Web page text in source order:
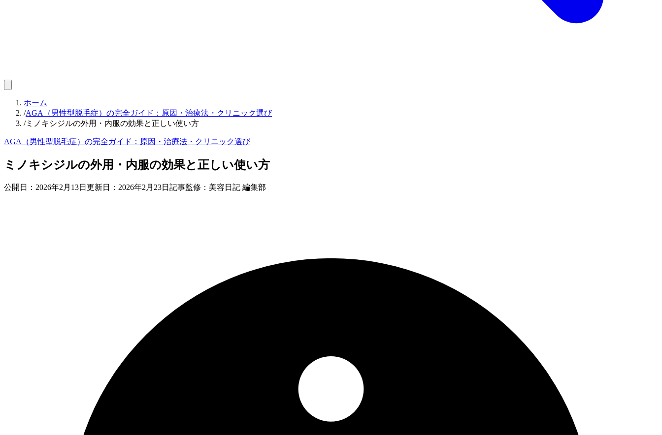
ホーム
/AGA（男性型脱毛症）の完全ガイド：原因・治療法・クリニック選び
/ミノキシジルの外用・内服の効果と正しい使い方
AGA（男性型脱毛症）の完全ガイド：原因・治療法・クリニック選び
ミノキシジルの外用・内服の効果と正しい使い方
公開日： 2026年2月13日 更新日： 2026年2月23日 記事監修：美容日記 編集部